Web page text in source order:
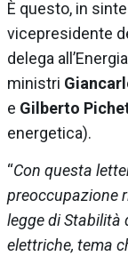
È questo, in
vicepresidente
delega
ministri
e Gilberto
energetica).
“Con questa
preoccupazione
legge di Stabilità
elettriche, tema